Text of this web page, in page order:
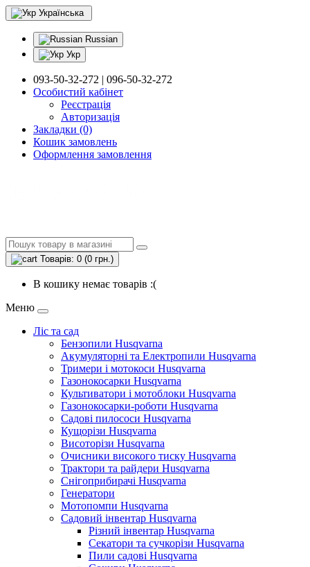
Українська
Russian
Укр
093-50-32-272 | 096-50-32-272
Особистий кабінет
Реєстрація
Авторизація
Закладки (0)
Кошик замовлень
Оформлення замовлення
Товарів: 0 (0 грн.)
В кошику немає товарів :(
Меню
Ліс та сад
Бензопили Husqvarna
Акумуляторні та Електропили Husqvarna
Тримери і мотокоси Husqvarna
Газонокосарки Husqvarna
Культиватори і мотоблоки Husqvarna
Газонокосарки-роботи Husqvarna
Садові пилососи Husqvarna
Кущорізи Husqvarna
Висоторізи Husqvarna
Очисники високого тиску Husqvarna
Трактори та райдери Husqvarna
Снігоприбирачі Husqvarna
Генератори
Мотопомпи Husqvarna
Садовий інвентар Husqvarna
Різний інвентар Husqvarna
Секатори та сучкорізи Husqvarna
Пили садові Husqvarna